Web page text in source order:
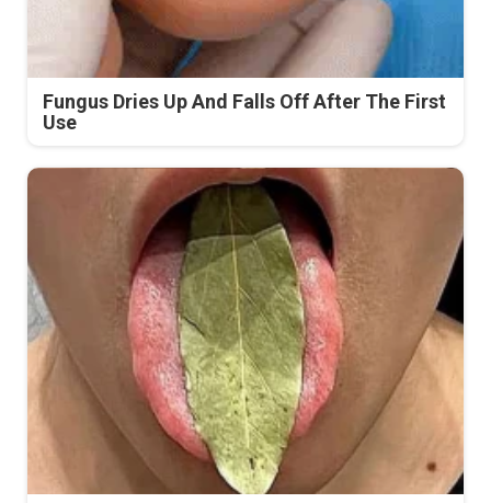
Fungus Dries Up And Falls Off After The First
Use